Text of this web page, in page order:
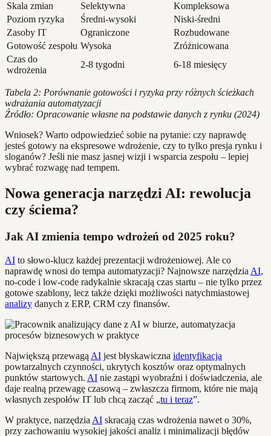
Skala zmian
Selektywna
Kompleksowa
Poziom ryzyka
Średni-wysoki
Niski-średni
Zasoby IT
Ograniczone
Rozbudowane
Gotowość zespołu Wysoka
Zróżnicowana
Czas do
wdrożenia
2-8 tygodni 6-18 miesięcy
Tabela 2: Porównanie gotowości i ryzyka przy różnych ścieżkach
wdrażania automatyzacji
Źródło: Opracowanie własne na podstawie danych z rynku (2024)
Wniosek? Warto odpowiedzieć sobie na pytanie: czy naprawdę
jesteś gotowy na ekspresowe wdrożenie, czy to tylko presja rynku i
sloganów? Jeśli nie masz jasnej wizji i wsparcia zespołu – lepiej
wybrać rozwagę nad tempem.
Nowa generacja narzędzi AI: rewolucja
czy ściema?
Jak AI zmienia tempo wdrożeń od 2025 roku?
AI to słowo-klucz każdej prezentacji wdrożeniowej. Ale co
naprawdę wnosi do tempa automatyzacji? Najnowsze narzędzia AI,
no-code i low-code radykalnie skracają czas startu – nie tylko przez
gotowe szablony, lecz także dzięki możliwości natychmiastowej
analizy danych z ERP, CRM czy finansów.
Największą przewagą AI jest błyskawiczna identyfikacja
powtarzalnych czynności, ukrytych kosztów oraz optymalnych
punktów startowych. AI nie zastąpi wyobraźni i doświadczenia, ale
daje realną przewagę czasową – zwłaszcza firmom, które nie mają
własnych zespołów IT lub chcą zacząć „tu i teraz”.
W praktyce, narzędzia AI skracają czas wdrożenia nawet o 30%,
przy zachowaniu wysokiej jakości analiz i minimalizacji błędów